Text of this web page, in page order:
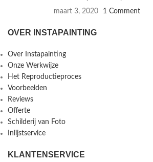
maart 3, 2020 1 Comment
OVER INSTAPAINTING
Over Instapainting
Onze Werkwijze
Het Reproductieproces
Voorbeelden
Reviews
Offerte
Schilderij van Foto
Inlijstservice
KLANTENSERVICE